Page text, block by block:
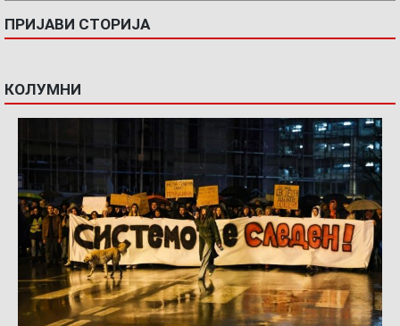
ПРИЈАВИ СТОРИЈА
КОЛУМНИ